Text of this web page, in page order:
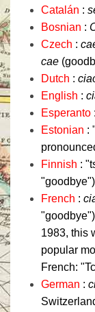
Catalán :
Bosnian :
Czech :
cae
Dutch :
English :
Esperanto :
Estonian :
Finnish :
"goodbye")
French :
1983, this
popular
French:
German :